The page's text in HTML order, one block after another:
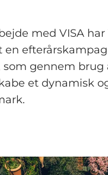
med VISA
en
som gennem brug
et dynamisk